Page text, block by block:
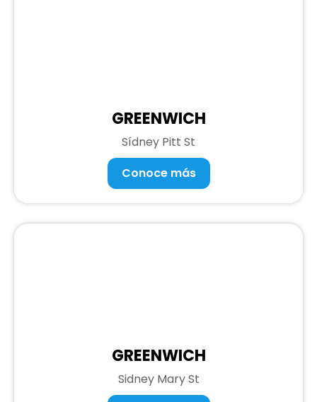
GREENWICH
Sídney Pitt St
Conoce más
GREENWICH
Sidney Mary St